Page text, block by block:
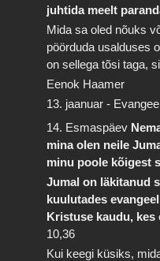
juhtida meelt
Mida sa oled nõuks
pöörduda usalduses
on sellega tõsi taga,
Eenok Haamer
13. jaanuar -
14. Esmaspäev
mina olen neile
minu poole kõigest
Jumal on läkitanud
kuulutades
Kristuse kaudu,
10,36
Kui keegi küsiks,